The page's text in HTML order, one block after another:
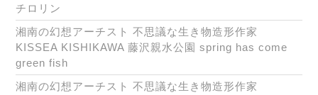
チロリン
湘南の幻想アーチスト 不思議な生き物造形作家
KISSEA KISHIKAWA 藤沢親水公園 spring has come
green fish
湘南の幻想アーチスト 不思議な生き物造形作家